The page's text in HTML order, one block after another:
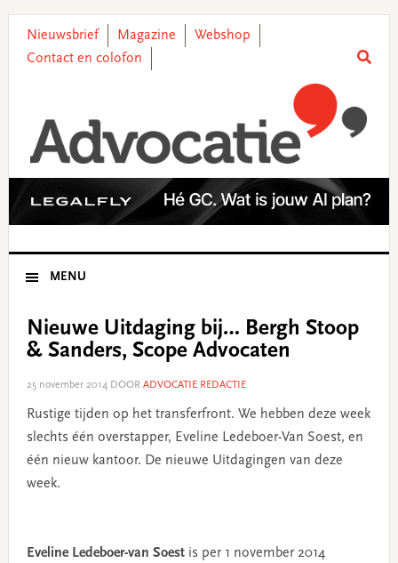
primary
main
primary
footer
Nieuwsbrief Magazine
Webshop
Contact en colofon
MENU
Nieuwe Uitdaging bij… Bergh Stoop
& Sanders, Scope Advocaten
25 november 2014DOOR ADVOCATIE REDACTIE
Rustige tijden op het transferfront. We hebben deze week
slechts één overstapper, Eveline Ledeboer-Van Soest, en
één nieuw kantoor. De nieuwe Uitdagingen van deze
week.
Eveline Ledeboer-van Soestis per 1 november 2014